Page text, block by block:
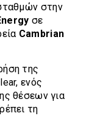
στην
σε
Cambrian
της
ενός
θέσεων για
τη